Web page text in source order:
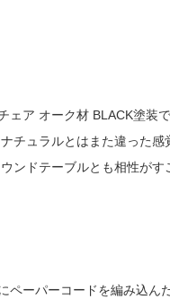
ーク材 BLACK塗装で仕上げたチ
ーブルとも相性がすごくいいです
パーコードを編み込んだ オリ